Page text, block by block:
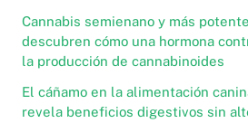
Cannabis semienano y más
descubren cómo una hormona
la producción de cannabinoides
El cáñamo en la alimentación
revela beneficios digestivos sin